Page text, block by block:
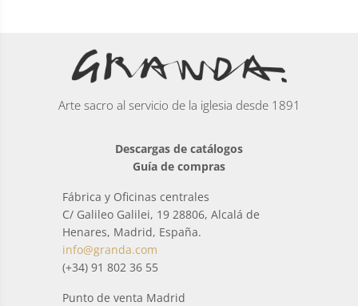
Arte sacro al servicio de la iglesia desde 1891
Descargas de catálogos
Guía de compras
Fábrica y Oficinas centrales
C/ Galileo Galilei, 19 28806, Alcalá de
Henares, Madrid, España.
info@granda.com
(+34) 91 802 36 55
Punto de venta Madrid